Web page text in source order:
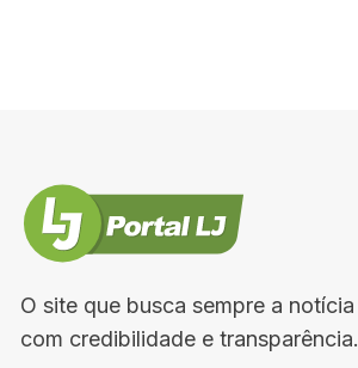
O site que busca sempre a notícia
com credibilidade e transparência.